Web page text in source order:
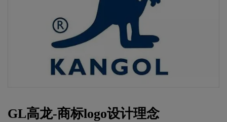
GL高龙-商标logo设计理念